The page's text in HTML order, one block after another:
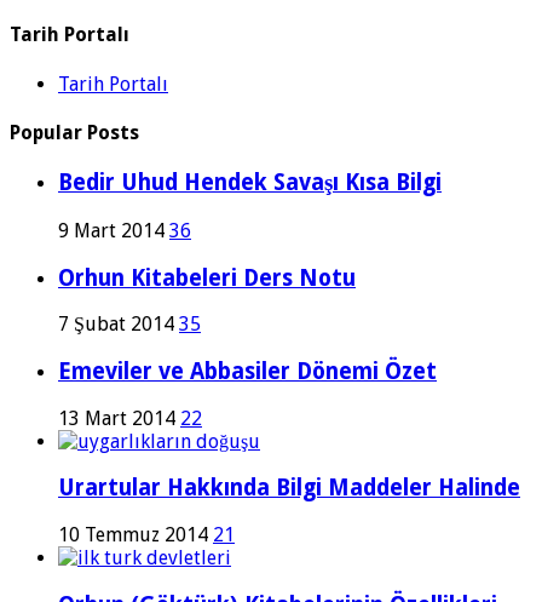
Tarih Portalı
Tarih Portalı
Popular Posts
Bedir Uhud Hendek Savaşı Kısa Bilgi
9 Mart 2014 36
Orhun Kitabeleri Ders Notu
7 Şubat 2014 35
Emeviler ve Abbasiler Dönemi Özet
13 Mart 2014 22
Urartular Hakkında Bilgi Maddeler Halinde
10 Temmuz 2014 21